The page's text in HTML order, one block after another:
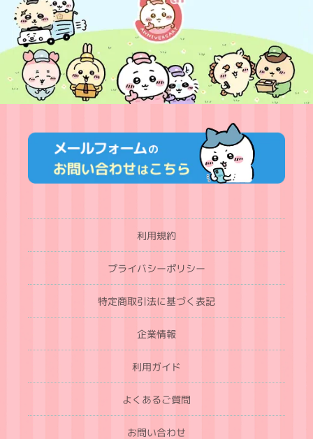
利用規約
プライバシーポリシー
特定商取引法に基づく表記
企業情報
利用ガイド
よくあるご質問
お問い合わせ